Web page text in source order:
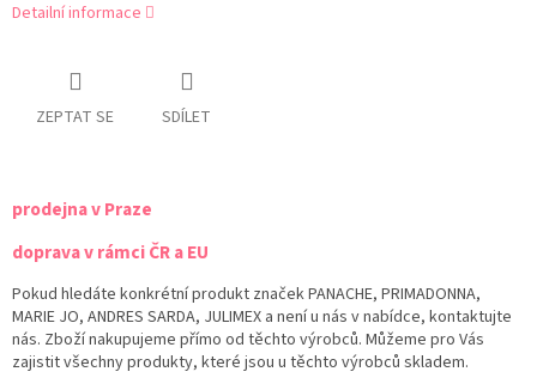
Detailní informace
ZEPTAT SE SDÍLET
prodejna v Praze
doprava v rámci ČR a EU
Pokud hledáte konkrétní produkt značek PANACHE, PRIMADONNA,
MARIE JO, ANDRES SARDA, JULIMEX a není u nás v nabídce, kontaktujte
nás. Zboží nakupujeme přímo od těchto výrobců. Můžeme pro Vás
zajistit všechny produkty, které jsou u těchto výrobců skladem.